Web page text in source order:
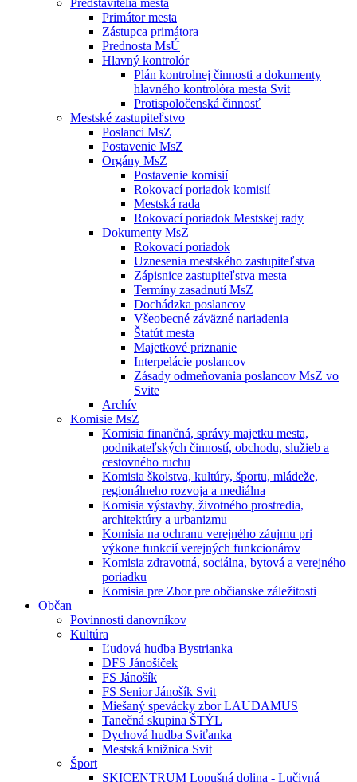
Predstavitelia mesta
Primátor mesta
Zástupca primátora
Prednosta MsÚ
Hlavný kontrolór
Plán kontrolnej činnosti a dokumenty
hlavného kontrolóra mesta Svit
Protispoločenská činnosť
Mestské zastupiteľstvo
Poslanci MsZ
Postavenie MsZ
Orgány MsZ
Postavenie komisií
Rokovací poriadok komisií
Mestská rada
Rokovací poriadok Mestskej rady
Dokumenty MsZ
Rokovací poriadok
Uznesenia mestského zastupiteľstva
Zápisnice zastupiteľstva mesta
Termíny zasadnutí MsZ
Dochádzka poslancov
Všeobecné záväzné nariadenia
Štatút mesta
Majetkové priznanie
Interpelácie poslancov
Zásady odmeňovania poslancov MsZ vo
Svite
Archív
Komisie MsZ
Komisia finančná, správy majetku mesta,
podnikateľských činností, obchodu, služieb a
cestovného ruchu
Komisia školstva, kultúry, športu, mládeže,
regionálneho rozvoja a mediálna
Komisia výstavby, životného prostredia,
architektúry a urbanizmu
Komisia na ochranu verejného záujmu pri
výkone funkcií verejných funkcionárov
Komisia zdravotná, sociálna, bytová a verejného
poriadku
Komisia pre Zbor pre občianske záležitosti
Občan
Povinnosti danovníkov
Kultúra
Ľudová hudba Bystrianka
DFS Jánošíček
FS Jánošík
FS Senior Jánošík Svit
Miešaný spevácky zbor LAUDAMUS
Tanečná skupina ŠTÝL
Dychová hudba Sviťanka
Mestská knižnica Svit
Šport
SKICENTRUM Lopušná dolina - Lučivná